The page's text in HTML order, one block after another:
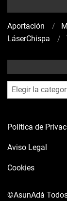
Aportación
LáserChispa
blog
Política de
Aviso Legal
Cookies
©AsunAdá